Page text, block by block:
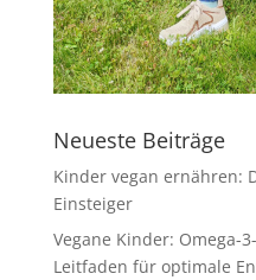
Neueste Beiträge
Kinder vegan ernähren:
Einsteiger
Vegane Kinder: Omega-
Leitfaden für optimale